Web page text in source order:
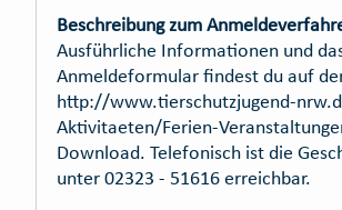
Beschreibung zum
Ausführliche Informationen und
Anmeldeformular findest du auf
http://www.tierschutzjugend-
Aktivitaeten/Ferien-
Download. Telefonisch ist die
unter 02323 - 51616 erreichbar.